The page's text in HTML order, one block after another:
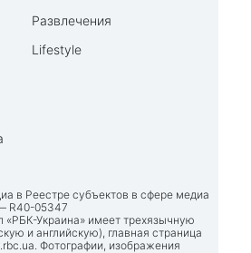
Развлечения
Lifestyle
в Реестре субъектов в сфере медиа
R40-05347
Украина» имеет трехязычную
и английскую), главная страница
. Фотографии, изображения